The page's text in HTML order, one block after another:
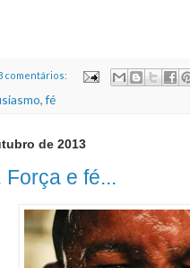
comentários:
,fé
de 2013
Força e fé...